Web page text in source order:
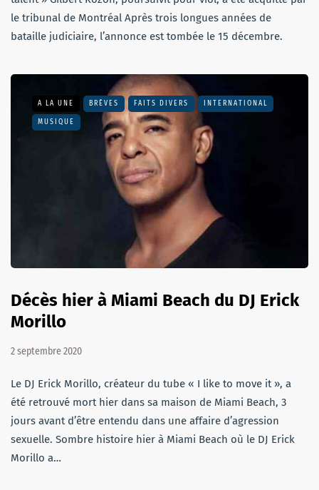
le tribunal de Montréal Après trois longues années de
bataille judiciaire, l’annonce est tombée le 15 décembre.
A LA UNE BRÈVES FAITS DIVERS INTERNATIONAL
MUSIQUE
Décès hier à Miami Beach du DJ Erick
Morillo
2 septembre 2020
Le DJ Erick Morillo, créateur du tube « I like to move it », a
été retrouvé mort hier dans sa maison de Miami Beach, 3
jours avant d’être entendu dans une affaire d’agression
sexuelle. Sombre histoire hier à Miami Beach où le DJ Erick
Morillo a…